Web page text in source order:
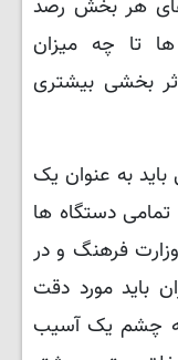
هر بخش رصد
تا چه میزان
بخشی بیشتری
به ‌عنوان یک
دستگاه ‌ها
فرهنگ و در
باید مورد دقت
به چشم یک آسیب